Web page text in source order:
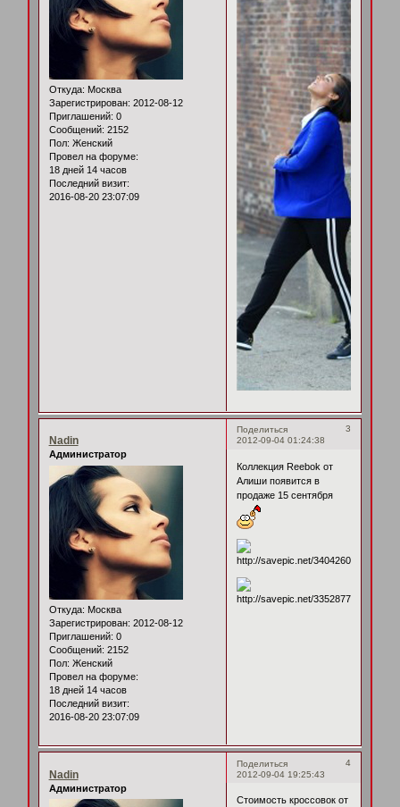
Откуда: Москва
Зарегистрирован: 2012-08-12
Приглашений: 0
Сообщений: 2152
Пол: Женский
Провел на форуме:
18 дней 14 часов
Последний визит:
2016-08-20 23:07:09
Поделиться
3
2012-09-04 01:24:38
Nadin
Администратор
Откуда: Москва
Зарегистрирован: 2012-08-12
Приглашений: 0
Сообщений: 2152
Пол: Женский
Провел на форуме:
18 дней 14 часов
Последний визит:
2016-08-20 23:07:09
Коллекция Reebok от
Алиши появится в
продаже 15 сентября
Поделиться
4
2012-09-04 19:25:43
Nadin
Администратор
Стоимость кроссовок от